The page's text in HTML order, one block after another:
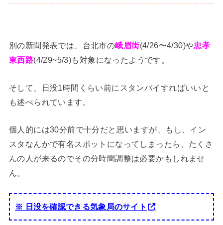
別の新聞発表では、台北市の峨眉街(4/26〜4/30)や忠孝
東西路(4/29~5/3)も対象になったようです。
そして、日没1時間くらい前にスタンバイすればいいと
も述べられています。
個人的には30分前で十分だと思いますが、もし、イン
スタなんかで有名スポットになってしまったら、たくさ
んの人が来るのでその分時間調整は必要かもしれませ
ん。
※ 日没を確認できる気象局のサイト